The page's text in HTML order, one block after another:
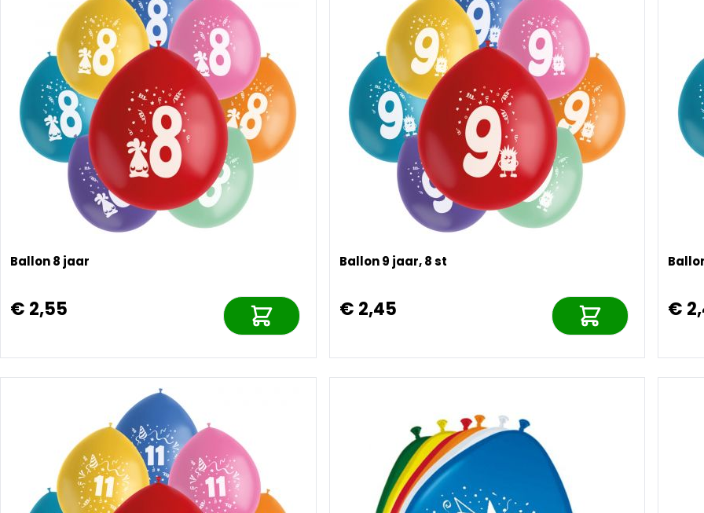
Ballon 8 jaar
€ 2,55
Ballon 9 jaar, 8 st
€ 2,45 €